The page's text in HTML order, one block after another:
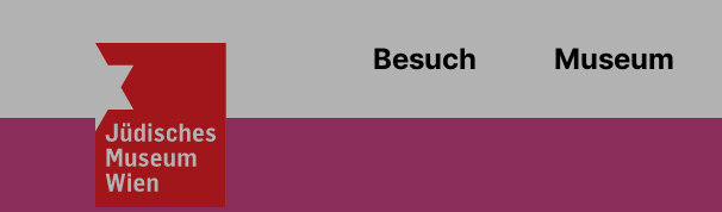
Besuch Museum